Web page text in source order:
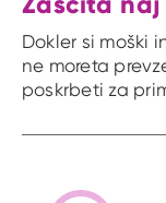
Dokler si moški
ne moreta
poskrbeti za